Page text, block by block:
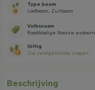
Type boom
Loofboom, Zuilboom
Volksnaam
Roodbladige Noorse esdoorn
Giftig
Zie veelgestelde vragen
Beschrijving